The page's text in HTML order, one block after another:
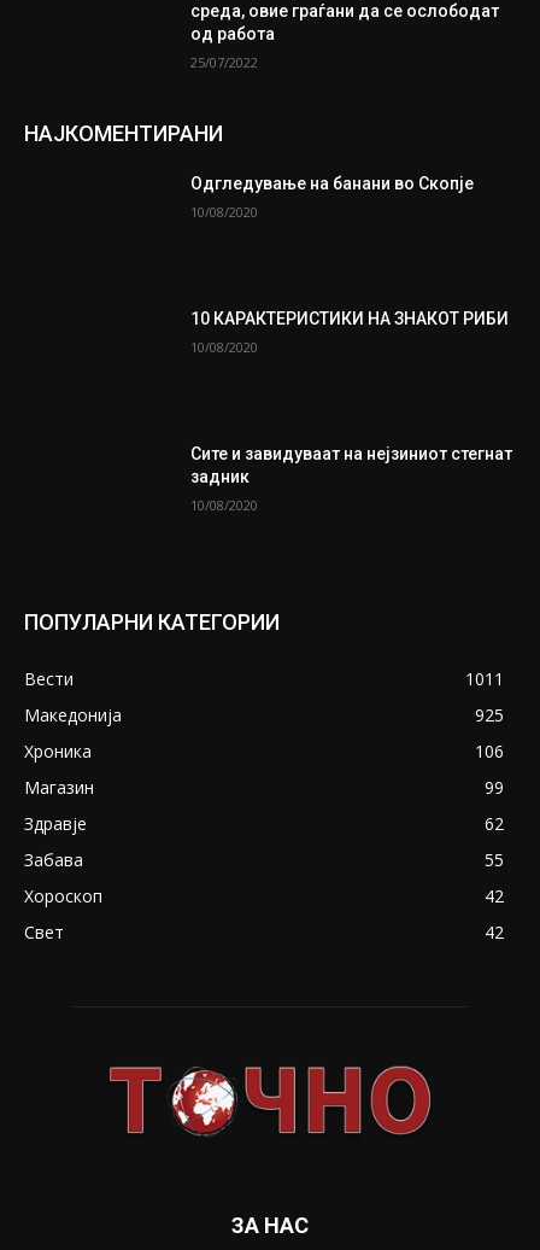
среда, овие граѓани да се ослободат
од работа
25/07/2022
НАЈКОМЕНТИРАНИ
Одгледување на банани во Скопје
10/08/2020
10 КАРАКТЕРИСТИКИ НА ЗНАКОТ РИБИ
10/08/2020
Сите и завидуваат на нејзиниот стегнат
задник
10/08/2020
ПОПУЛАРНИ КАТЕГОРИИ
Вести
1011
Македонија
925
Хроника
106
Магазин
99
Здравје
62
Забава
55
Хороскоп
42
Свет
42
ЗА НАС